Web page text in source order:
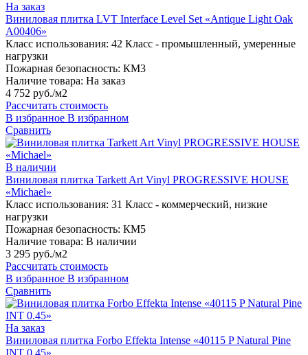
На заказ
Виниловая плитка LVT Interface Level Set «Antique Light Oak
A00406»
Класс использования: 42 Класс - промышленный, умеренные
нагрузки
Пожарная безопасность: КМ3
Наличие товара: На заказ
4 752 руб./м2
Рассчитать стоимость
В избранное В избранном
Сравнить
В наличии
Виниловая плитка Tarkett Art Vinyl PROGRESSIVE HOUSE
«Michael»
Класс использования: 31 Класс - коммерческий, низкие
нагрузки
Пожарная безопасность: КМ5
Наличие товара: В наличии
3 295 руб./м2
Рассчитать стоимость
В избранное В избранном
Сравнить
На заказ
Виниловая плитка Forbo Effekta Intense «40115 P Natural Pine
INT 0.45»